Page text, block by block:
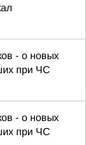
- о новых
при ЧС
- о новых
при ЧС